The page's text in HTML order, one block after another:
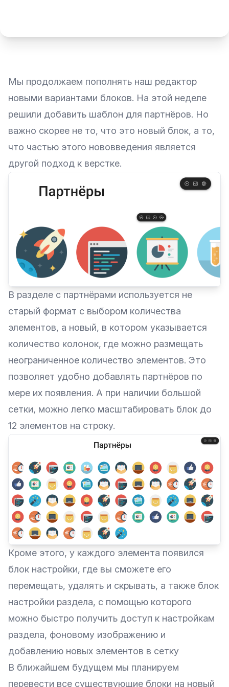
Мы продолжаем пополнять наш редактор
новыми вариантами блоков. На этой неделе
решили добавить шаблон для партнёров. Но
важно скорее не то, что это новый блок, а то,
что частью этого нововведения является
другой подход к верстке.
В разделе с партнёрами используется не
старый формат с выбором количества
элементов, а новый, в котором указывается
количество колонок, где можно размещать
неограниченное количество элементов. Это
позволяет удобно добавлять партнёров по
мере их появления. А при наличии большой
сетки, можно легко масштабировать блок до
12 элементов на строку.
Кроме этого, у каждого элемента появился
блок настройки, где вы сможете его
перемещать, удалять и скрывать, а также блок
настройки раздела, с помощью которого
можно быстро получить доступ к настройкам
раздела, фоновому изображению и
добавлению новых элементов в сетку
В ближайшем будущем мы планируем
перевести все существующие блоки на новый